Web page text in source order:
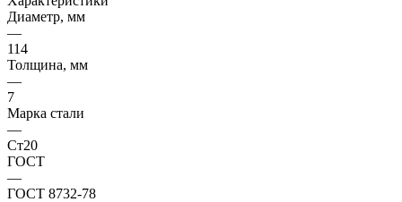
Диаметр, мм
—
114
Толщина, мм
—
7
Марка стали
—
Ст20
ГОСТ
—
ГОСТ 8732-78